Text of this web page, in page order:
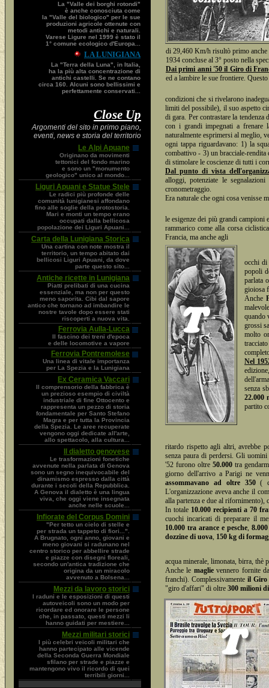
La "Valle dei borghi rotondi"
è anche conosciuta come
la "Valle del biologico" per le sue
produzioni agricole ottenute con
metodi antichi e naturali.
Varese Ligure nel 1999 è stato il
1° comune ecologico d'Europa...
LA LUNIGIANA
La "Terra della Luna", in Italia,
ha la più alta concentrazione di
antichi castelli. Se ne contano
circa 160. Alcuni sono bellissimi e
perfettamente conservati...
Close Up
Argomenti del sito in primo piano,
eventi, news e storia del territorio
Le Alpi Apuane
Originano da movimenti
tettonici del fondo marino
e sono un "monumento
geologico" unico al mondo...
Liguri Apuani e Statue Stele
Le radici più profonde delle
comunità lunigianesi affondano
fino alle soglie della protostoria.
Mari e monti un tempo erano
occupati dalla bellicosa
popolazione dei Liguri Apuani...
Carta della Lunigiana Storica
Una cartina con note mostra il
territorio, un tempo abitato dai
bellicosi Liguri Apuani, da dove
parte questo sito...
Antiche ricette in Lunigiana
Piatti prelibati di una cucina
essenziale, ma non per questo
meno saporita. Cibi dal sapore
antico che tornano ad imbandire le
nostre tavole dopo essere stati
riscoperti a nuova vita.
Ferrovia Aulla-Lucca
Il fascino dei treni d'epoca
e delle locomotive a vapore
Ferrovia Pontremolese
Una linea di vitale importanza
per La Spezia e la Lunigiana
Ex Ceramica Vaccari
Il comprensorio della fabbrica è
un prezioso esempio di civiltà
industriale di fine Ottocento e
rappresenta un pezzo di storia
fondamentale per Santo Stefano
Magra e per tutta la Provincia
della Spezia. Le aree recuperate
vengono oggi dedicate all'arte,
allo spettacolo, alla cultura...
Il dialetto genovese
Le trasformazioni fonetiche
avvenute nella parlata di Genova
sono un segno inequivocabile del
dinamismo espresso dalla città
durante i secoli della Repubblica.
A Genova il dialetto è una lingua
viva, che oggi viene insegnata
anche nelle scuole...
Infiorate del Corpus Domini
"Per tetto un cielo di stelle e
per strada un tappeto di fiori...".
A Brugnato, ogni anno, giovani e
meno giovani si radunano nel
centro storico per abbellire strade
e piazze con disegni floreali,
secondo un'antica tradizione che
origina da un miracolo
avvenuto a Bolsena...
Mezzi da lavoro storici
I raduni e le esposizioni di questi
autoveicoli sono un modo per
ricordare ed onorare le persone
che, in passato, questi mezzi li
hanno guidati per mestiere...
Mezzi militari storici
I più celebri veicoli militari che
hanno partecipato alle vicende
della Seconda Guerra Mondiale
sfilano per strade e piazze e
mantengono vivo il ricordo di quei
terribili giorni...
di 29,460 Km/h risultò primo
1934 concluse al 3° posto nella
Dai primi anni '50 il Giro di
ed a lambire le sue frontiere.
condizioni che si rivelarono
limiti del possibile), il suo aspetto
di gara. Per contrastare la
con i grandi impegnati a frenare
naturalmente esprimersi al meglio,
ogni tappa riguardavano: 1) la
combattivo - 3) un bracciale-
di stimolare le coscienze di tutti i
Dal punto di vista
alloggi, potenziate le
cronometraggio.
Era naturale che ogni cosa venisse
le esigenze dei più grandi
rammarico come alla corsa
Francia, ma anche agli
occhi di
popoli
parlata
gioiosa
Anche
quando
grossi
molto
Nel
senza
22.000
partito
ritardo rispetto agli altri, avrebbe
senza paura di perdersi. Gli
'52 furono oltre 50.000tra
giorno dell'arrivo a Parigi ne
assommavano ad oltre 350(
L'organizzazione aveva anche il
alla partenza e due al rifornimento),
In totale 10.000 recipienti a 70
cuochi incaricati di preparare il
10.000 tra arance e pesche,
dozzine di uova, 150 kg di
acqua minerale, limonata, birra, thè
Anche le maglievennero fornite
franchi). Complessivamenteil Giro
"giro d'affari" di oltre 300 milioni